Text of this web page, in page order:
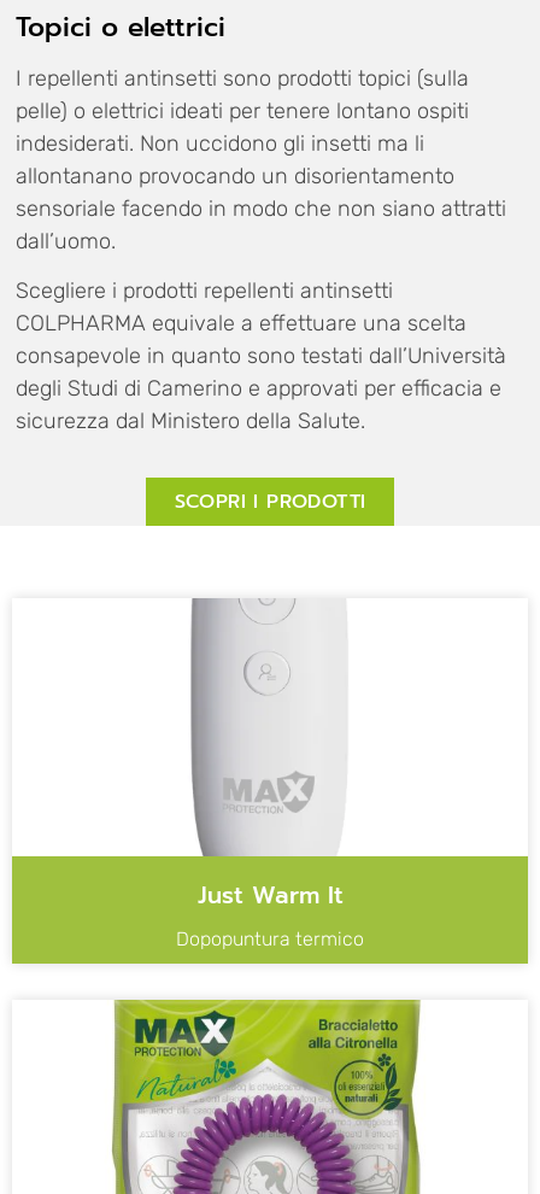
Topici o elettrici
I repellenti antinsetti sono prodotti topici (sulla
pelle) o elettrici ideati per tenere lontano ospiti
indesiderati. Non uccidono gli insetti ma li
allontanano provocando un disorientamento
sensoriale facendo in modo che non siano attratti
dall’uomo.
Scegliere i prodotti repellenti antinsetti
COLPHARMA equivale a effettuare una scelta
consapevole in quanto sono testati dall’Università
degli Studi di Camerino e approvati per efficacia e
sicurezza dal Ministero della Salute.
SCOPRI I PRODOTTI
Just Warm It
Dopopuntura termico